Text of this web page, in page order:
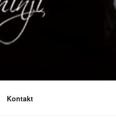
Kontakt